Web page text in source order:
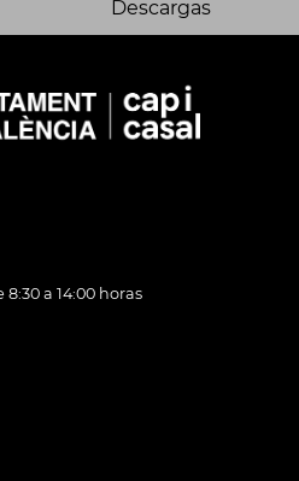
Descargas
a 14:00 horas